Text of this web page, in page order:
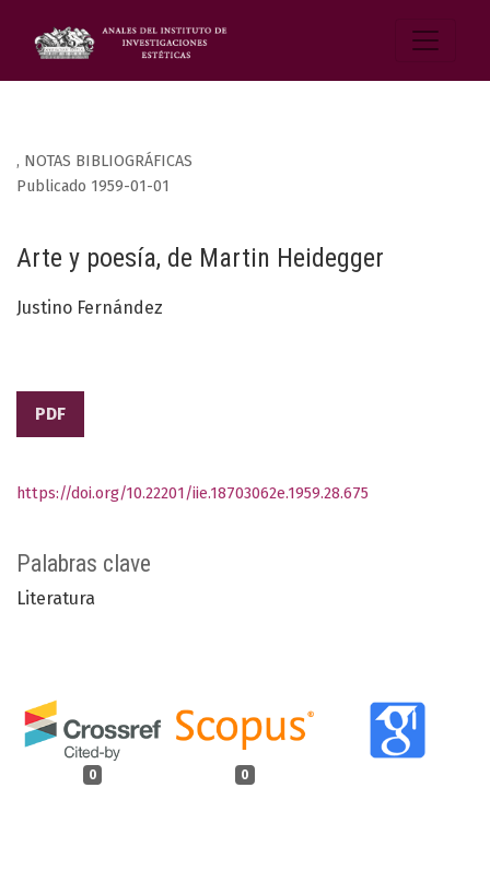
, NOTAS BIBLIOGRÁFICAS
Arte y poesía, de Martin Heidegger
Publicado 1959-01-01
Justino Fernández
PDF
Palabras clave
Literatura
0 0
https://doi.org/10.22201/iie.18703062e.1959.28.675